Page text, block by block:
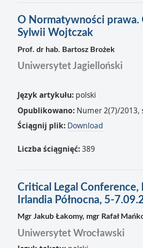
O Normatywności prawa.
Sylwii Wojtczak
Prof. dr hab. Bartosz Brożek
Uniwersytet Jagielloński
Język artykułu: polski
Opublikowano: Numer 2(7)/2013,
Ściągnij plik: Download
Liczba ściągnięć:389
Critical Legal Conference,
Irlandia Północna, 5-
Mgr Jakub Łakomy, mgr Rafał
Uniwersytet Wrocławski